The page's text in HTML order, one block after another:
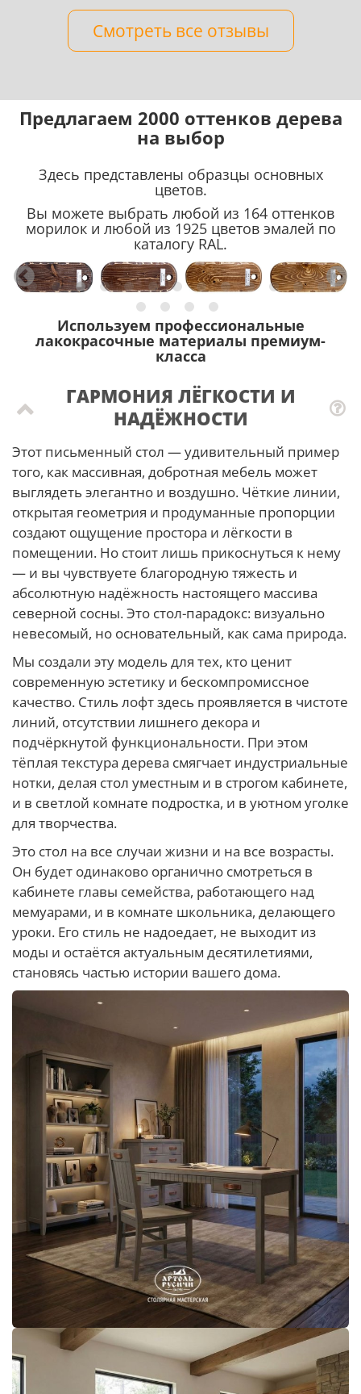
Смотреть все отзывы
Предлагаем 2000 оттенков дерева
на выбор
Здесь представлены образцы основных
цветов.
Вы можете выбрать любой из 164 оттенков
морилок и любой из 1925 цветов эмалей по
каталогу RAL.
Используем профессиональные
лакокрасочные материалы премиум-
класса
ГАРМОНИЯ ЛЁГКОСТИ И
НАДЁЖНОСТИ
Этот письменный стол — удивительный пример
того, как массивная, добротная мебель может
выглядеть элегантно и воздушно. Чёткие линии,
открытая геометрия и продуманные пропорции
создают ощущение простора и лёгкости в
помещении. Но стоит лишь прикоснуться к нему
— и вы чувствуете благородную тяжесть и
абсолютную надёжность настоящего массива
северной сосны. Это стол-парадокс: визуально
невесомый, но основательный, как сама природа.
Мы создали эту модель для тех, кто ценит
современную эстетику и бескомпромиссное
качество. Стиль лофт здесь проявляется в чистоте
линий, отсутствии лишнего декора и
подчёркнутой функциональности. При этом
тёплая текстура дерева смягчает индустриальные
нотки, делая стол уместным и в строгом кабинете,
и в светлой комнате подростка, и в уютном уголке
для творчества.
Это стол на все случаи жизни и на все возрасты.
Он будет одинаково органично смотреться в
кабинете главы семейства, работающего над
мемуарами, и в комнате школьника, делающего
уроки. Его стиль не надоедает, не выходит из
моды и остаётся актуальным десятилетиями,
становясь частью истории вашего дома.